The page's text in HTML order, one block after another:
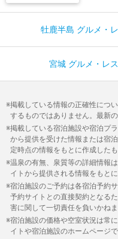
牡鹿半島 グルメ・
宮城 グルメ・レ
掲載している情報の正確性につ
するものではありません。最新
掲載している宿泊施設や宿泊プ
から提供を受けた情報または宿
定時点の情報をもとに作成したも
温泉の有無、泉質等の詳細情報
イトから提供される情報をもと
宿泊施設のご予約は各宿泊予約
予約サイトとの直接契約となる
害に関して一切責任を負いかねま
宿泊施設の価格や空室状況は常
イトや宿泊施設のホームページ